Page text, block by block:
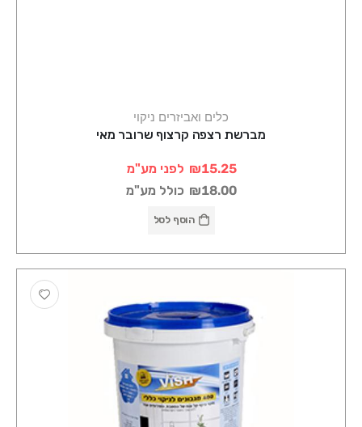
כלים ואביזרים ניקוי
מברשת רצפה קרצוף שרובר מאי
₪15.25 לפני מע"מ
₪18.00 כולל מע"מ
הוסף לסל